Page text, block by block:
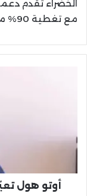
مع تغطية 90% من تكاليف الخدمات المرتبطة به.
مديراً
عاماً
أوتو هول